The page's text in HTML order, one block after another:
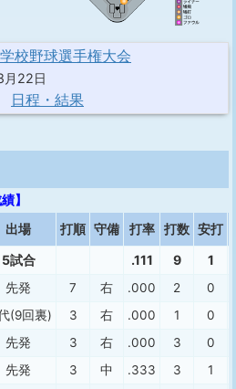
校野球選手権大会
22日
日程・結果
】
出場 打順 守備 打率 打数 安打
5試合 .111 9 1
先発 7 右 .000 2 0
(9回裏) 3 右 .000 1 0
先発 3 右 .000 3 0
先発 3 中 .333 3 1